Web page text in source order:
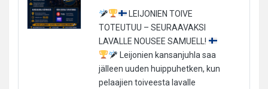
LEIJONIEN TOIVE
TOTEUTUU – SEURAAVAKSI
LAVALLE NOUSEE SAMUELL!
Leijonien kansanjuhla saa
jälleen uuden huippuhetken, kun
pelaajien toiveesta lavalle